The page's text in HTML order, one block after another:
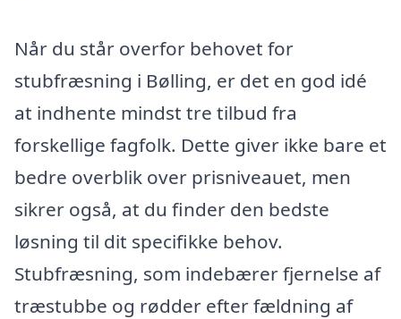
Når du står overfor behovet for
stubfræsning i Bølling, er det en god idé
at indhente mindst tre tilbud fra
forskellige fagfolk. Dette giver ikke bare et
bedre overblik over prisniveauet, men
sikrer også, at du finder den bedste
løsning til dit specifikke behov.
Stubfræsning, som indebærer fjernelse af
træstubbe og rødder efter fældning af